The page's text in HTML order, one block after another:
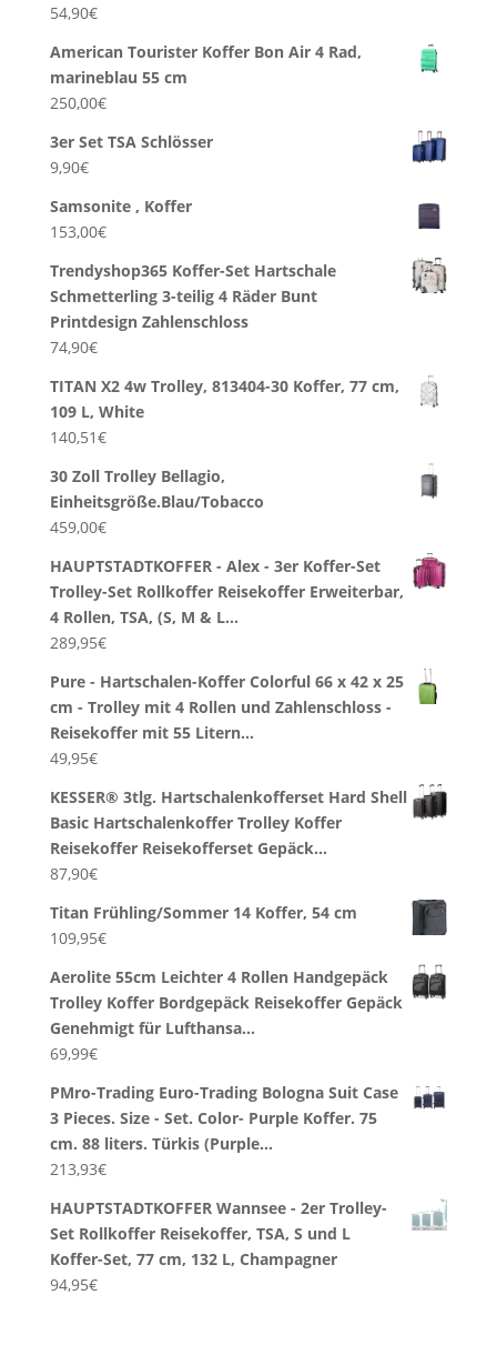
54,90€
American Tourister Koffer Bon Air 4 Rad,
marineblau 55 cm
250,00€
3er Set TSA Schlösser
9,90€
Samsonite , Koffer
153,00€
Trendyshop365 Koffer-Set Hartschale
Schmetterling 3-teilig 4 Räder Bunt
Printdesign Zahlenschloss
74,90€
TITAN X2 4w Trolley, 813404-30 Koffer, 77 cm,
109 L, White
140,51€
30 Zoll Trolley Bellagio,
Einheitsgröße.Blau/Tobacco
459,00€
HAUPTSTADTKOFFER - Alex - 3er Koffer-Set
Trolley-Set Rollkoffer Reisekoffer Erweiterbar,
4 Rollen, TSA, (S, M & L…
289,95€
Pure - Hartschalen-Koffer Colorful 66 x 42 x 25
cm - Trolley mit 4 Rollen und Zahlenschloss -
Reisekoffer mit 55 Litern…
49,95€
KESSER® 3tlg. Hartschalenkofferset Hard Shell
Basic Hartschalenkoffer Trolley Koffer
Reisekoffer Reisekofferset Gepäck…
87,90€
Titan Frühling/Sommer 14 Koffer, 54 cm
109,95€
Aerolite 55cm Leichter 4 Rollen Handgepäck
Trolley Koffer Bordgepäck Reisekoffer Gepäck
Genehmigt für Lufthansa…
69,99€
PMro-Trading Euro-Trading Bologna Suit Case
3 Pieces. Size - Set. Color- Purple Koffer. 75
cm. 88 liters. Türkis (Purple…
213,93€
HAUPTSTADTKOFFER Wannsee - 2er Trolley-
Set Rollkoffer Reisekoffer, TSA, S und L
Koffer-Set, 77 cm, 132 L, Champagner
94,95€